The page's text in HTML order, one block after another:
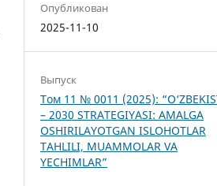
Опубликован
2025-11-10
Выпуск
Том 11 № 0011 (2025):
– 2030 STRATEGIYASI: AMALGA
OSHIRILAYOTGAN ISLOHOTLAR
TAHLILI, MUAMMOLAR VA
YECHIMLAR”